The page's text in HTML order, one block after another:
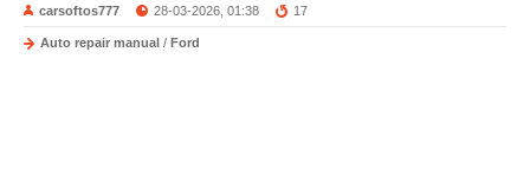
carsoftos777 28-03-2026, 01:38 17
Auto repair manual / Ford